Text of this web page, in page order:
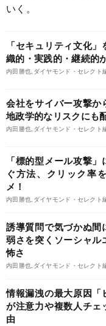
いく。
「セキュリティ文化
織的・実践的・継続的
内田勝也,ダイヤモンド・セレクト
会社をサイバー攻撃か
地政学的なリスクにも
内田勝也,ダイヤモンド・セレクト
「標的型メール攻撃
ぐ方法、クリック率
メ！
内田勝也,ダイヤモンド・セレクト
誘導質問で気づかぬ間
弱さを突くソーシャル
怖さ
内田勝也,ダイヤモンド・セレクト
情報漏洩の最大原因「
が注意力や複数人チェ
由